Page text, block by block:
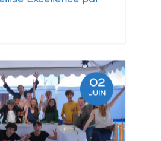
02
JUIN